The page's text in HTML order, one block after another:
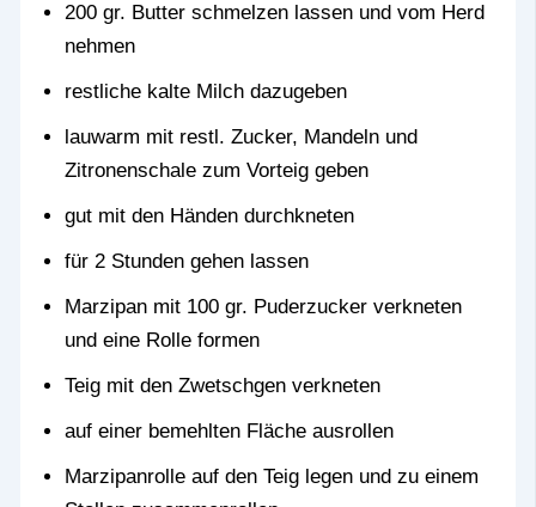
200 gr. Butter schmelzen lassen und vom Herd
nehmen
restliche kalte Milch dazugeben
lauwarm mit restl. Zucker, Mandeln und
Zitronenschale zum Vorteig geben
gut mit den Händen durchkneten
für 2 Stunden gehen lassen
Marzipan mit 100 gr. Puderzucker verkneten
und eine Rolle formen
Teig mit den Zwetschgen verkneten
auf einer bemehlten Fläche ausrollen
Marzipanrolle auf den Teig legen und zu einem